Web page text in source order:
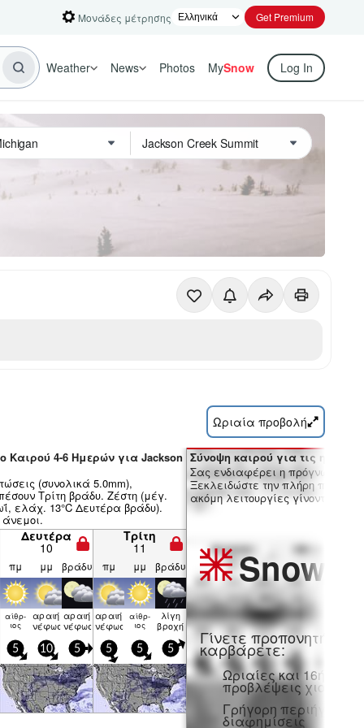
Μονάδες μέτρησης Get Premium
Weather News Photos MySnow Log In
Ωριαία προβολή
Καιρού 4-6 Ημερών για Jackson
(συνολικά 5.0mm),
Τρίτη βράδυ. Ζέστη (μέγ.
ελάχ. 13°C Δευτέρα βράδυ).
Δευτέρα
10
Τρίτη
11
πμ μμ βράδυ πμ μμ βράδυ
αίθρ­
ιος
αραιή
νέφωση
αραιή
νέφωση
αραιή
νέφωση
αίθρ­
ιος
λίγη
βροχή
5 10 5 5 5 5
Σύνοψη καιρού για τις ημέρες
Σας ενδιαφέρει η πρόγνωση 16
Ξεκλειδώστε την πλήρη
ακόμη λειτουργίες γίνοντας
Snow
Γίνετε προπονητή και
καρβάρετε:
Ωριαίες και
προβλέψεις χιονιού
Γρήγορη περιήγηση
διαφημίσεις